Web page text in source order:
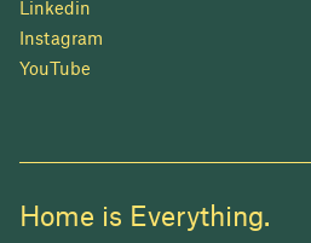
Linkedin
Instagram
YouTube
Home is Everything.